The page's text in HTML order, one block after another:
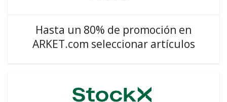
Hasta un 80% de promoción en
ARKET.com seleccionar artículos